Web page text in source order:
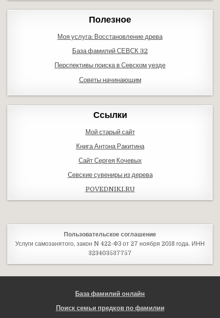
Полезное
Моя услуга: Восстановление древа
База фамилий СЕВСК 32
Перспективы поиска в Севском уезде
Советы начинающим
Ссылки
Мой старый сайт
Книга Антона Ракитина
Сайт Сергея Кочевых
Севские сувениры из дерева
POVEDNIKI.RU
Пользовательское соглашение
Услуги самозанятого, закон N 422-ФЗ от 27 ноября 2018 года. ИНН
323403537757
База фамилий онлайн
Поиск семьи предков по фамилии